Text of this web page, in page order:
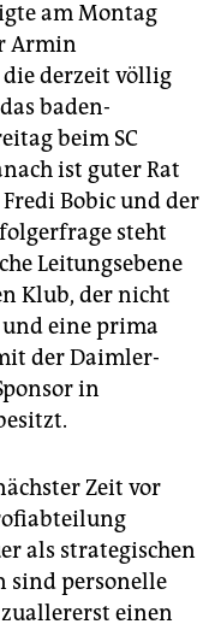
am Montag
Armin
die derzeit völlig
baden-
beim SC
ist guter Rat
Bobic und der
steht
Leitungsebene
Klub, der nicht
eine prima
der Daimler-
in
Zeit vor
als strategischen
sind personelle
einen